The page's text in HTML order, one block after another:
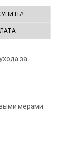
за
мерами: